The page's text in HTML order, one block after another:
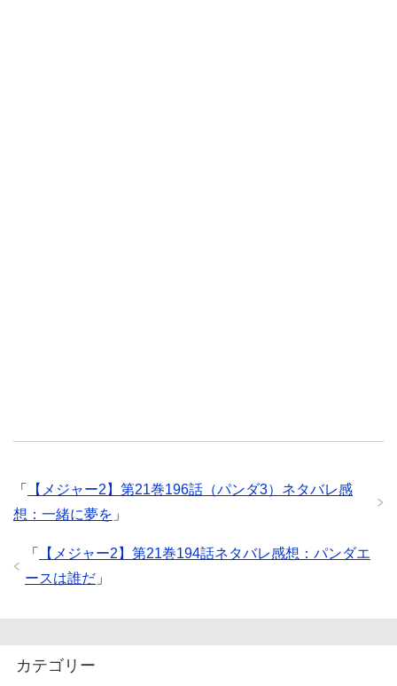
「
【メジャー2】第21巻196話（パンダ3）ネタバレ感
想：一緒に夢を 」
「
【メジャー2】第21巻194話ネタバレ感想：パンダエ
ースは誰だ 」
カテゴリー